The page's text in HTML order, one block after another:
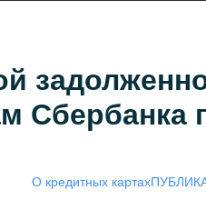
Сбербанка
О кредитных картах